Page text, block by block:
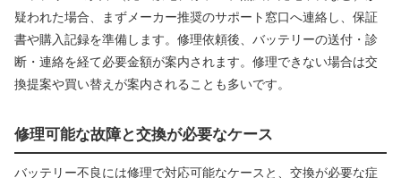
疑われた場合、まずメーカー推奨のサポート窓口へ連絡し、保証
書や購入記録を準備します。修理依頼後、バッテリーの送付・診
断・連絡を経て必要金額が案内されます。修理できない場合は交
換提案や買い替えが案内されることも多いです。
修理可能な故障と交換が必要なケース
バッテリー不良には修理で対応可能なケースと、交換が必要な症